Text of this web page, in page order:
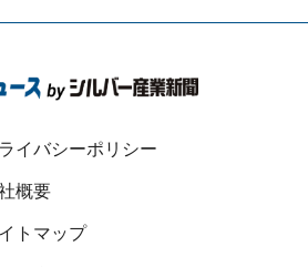
イバシーポリシー
概要
トマップ